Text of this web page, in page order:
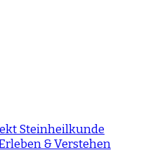
Steinheilkunde
& Verstehen